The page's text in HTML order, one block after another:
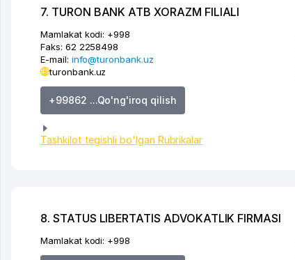
7. TURON BANK ATB XORAZM FILIALI
Mamlakat kodi: +998
Faks: 62 2258498
E-mail: info@turonbank.uz
turonbank.uz
+99862 ...Qo'ng'iroq qilish
Tashkilot tegishli bo'lgan Rubrikalar
8. STATUS LIBERTATIS ADVOKATLIK FIRMASI
Mamlakat kodi: +998